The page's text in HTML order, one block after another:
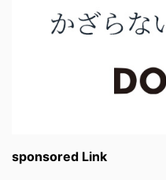
sponsored Link